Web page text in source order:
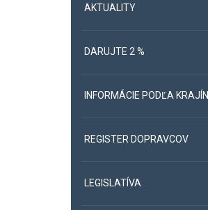
AKTUALITY
DARUJTE 2 %
INFORMÁCIE PODĽA KRAJÍN
REGISTER DOPRAVCOV
LEGISLATÍVA